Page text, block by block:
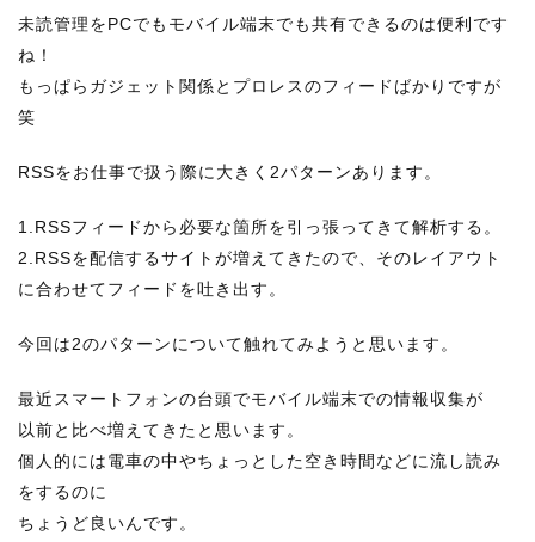
未読管理をPCでもモバイル端末でも共有できるのは便利です
ね！
もっぱらガジェット関係とプロレスのフィードばかりですが
笑
RSSをお仕事で扱う際に大きく2パターンあります。
1.RSSフィードから必要な箇所を引っ張ってきて解析する。
2.RSSを配信するサイトが増えてきたので、そのレイアウト
に合わせてフィードを吐き出す。
今回は2のパターンについて触れてみようと思います。
最近スマートフォンの台頭でモバイル端末での情報収集が
以前と比べ増えてきたと思います。
個人的には電車の中やちょっとした空き時間などに流し読み
をするのに
ちょうど良いんです。